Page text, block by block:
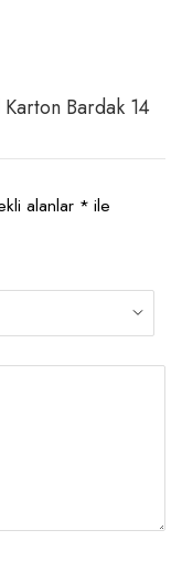
Bardak 14
alanlar * ile